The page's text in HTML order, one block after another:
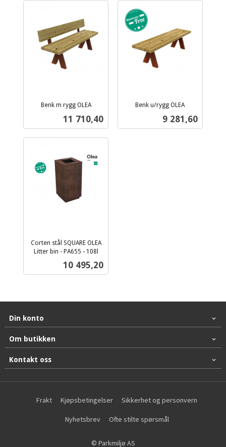
Benk m rygg OLEA
Pris
11 710,40
Benk u/rygg OLEA
Pris
9 281,60
Corten stål SQUARE OLEA
Litter bin - PA655 - 108l
Pris
10 495,20
Din konto
Om butikken
Kontakt oss
Frakt Kjøpsbetingelser Sikkerhet og personvern
Nyhetsbrev Ofte stilte spørsmål
© Parkmiljø AS